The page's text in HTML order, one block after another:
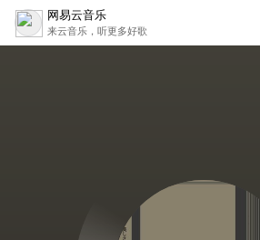
网易云音乐
来云音乐，听更多好歌